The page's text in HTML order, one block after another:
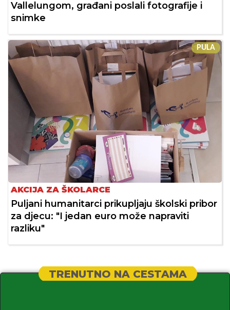
Vallelungom, građani poslali fotografije i
snimke
PULA
AKCIJA ZA ŠKOLARCE
Puljani humanitarci prikupljaju školski pribor
za djecu: "I jedan euro može napraviti
razliku"
TRENUTNO NA CESTAMA